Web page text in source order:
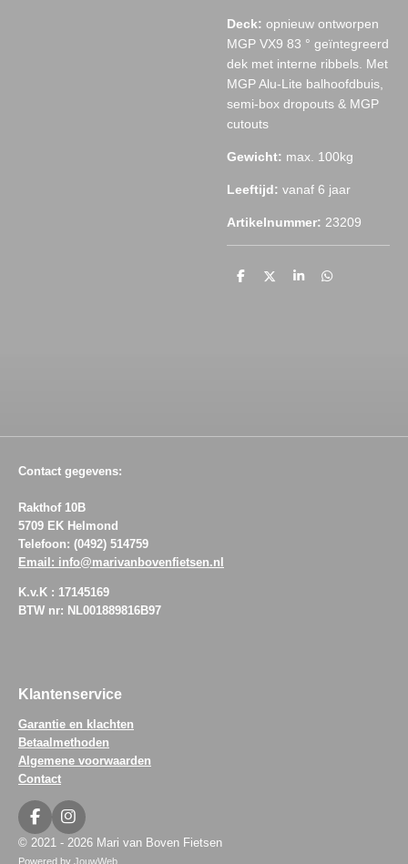
Deck: opnieuw ontworpen
MGP VX9 83 ° geïntegreerd
dek met interne ribbels. Met
MGP Alu-Lite balhoofdbuis,
semi-box dropouts & MGP
cutouts
Gewicht: max. 100kg
Leeftijd: vanaf 6 jaar
Artikelnummer: 23209
D
D
S
D
Contact gegevens:
Rakthof 10B
5709 EK Helmond
Telefoon: (0492) 514759
Email: info@marivanbovenfietsen.nl
K.v.K : 17145169
BTW nr: NL001889816B97
Klantenservice
Garantie en klachten
Betaalmethoden
Algemene voorwaarden
Contact
F
a
I
n
© 2021 - 2026 Mari van Boven Fietsen
Powered by JouwWeb